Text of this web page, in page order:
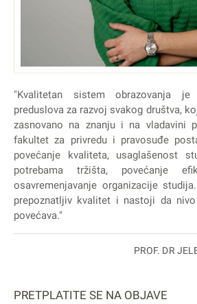
"Kvalitetan sistem obrazovanja
preduslova za razvoj svakog društva,
zasnovano na znanju i na vladavini
fakultet za privredu i pravosuđe
povećanje kvaliteta, usaglašenost
potrebama tržišta, povećanje
osavremenjavanje organizacije
prepoznatljiv kvalitet i nastoji da
povećava."
PROF. DR
PRETPLATITE SE NA OBJAVE